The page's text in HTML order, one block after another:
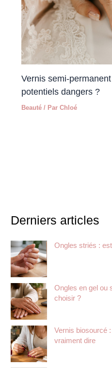
Vernis semi-
potentiels dangers ?
Beauté / ParChloé
Derniers articles
Ongles striés :
Ongles en gel ou
choisir ?
Vernis biosourcé
vraiment dire